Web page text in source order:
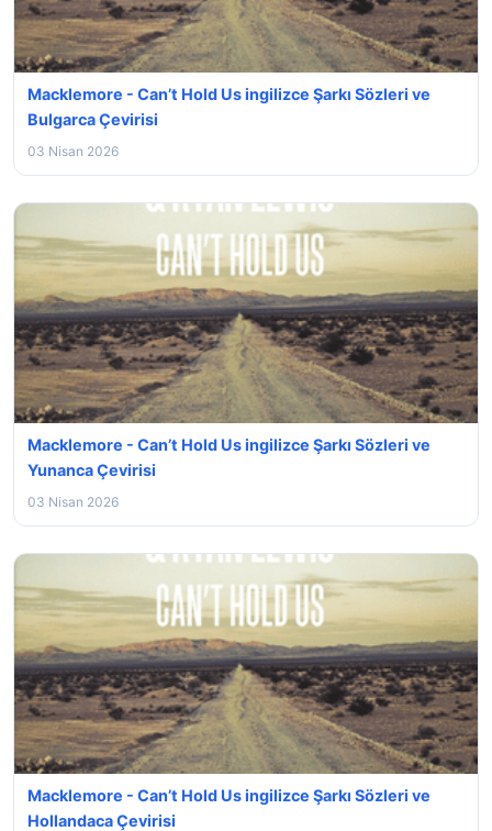
Macklemore - Can’t Hold Us ingilizce Şarkı Sözleri ve
Bulgarca Çevirisi
03 Nisan 2026
Macklemore - Can’t Hold Us ingilizce Şarkı Sözleri ve
Yunanca Çevirisi
03 Nisan 2026
Macklemore - Can’t Hold Us ingilizce Şarkı Sözleri ve
Hollandaca Çevirisi